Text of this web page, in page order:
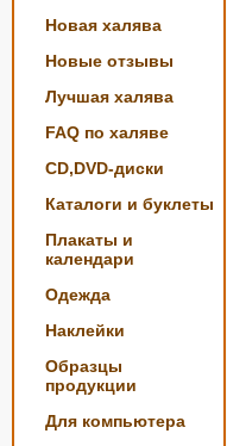
Новая халява
Новые отзывы
Лучшая халява
FAQ по халяве
CD,DVD-диски
Каталоги и буклеты
Плакаты и
календари
Одежда
Наклейки
Образцы
продукции
Для компьютера